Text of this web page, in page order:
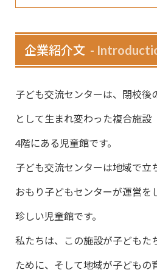
企業紹介文
子ども交流センターは、閉校後
として生まれ変わった複合施設
4階にある児童館です。
子ども交流センターは地域で立
おもり子どもセンターが運営を
珍しい児童館です。
私たちは、この施設が子どもた
ために、そして地域が子どもの